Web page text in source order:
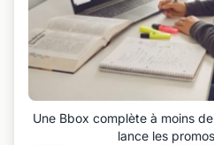
Une Bbox complète à moins
lance les